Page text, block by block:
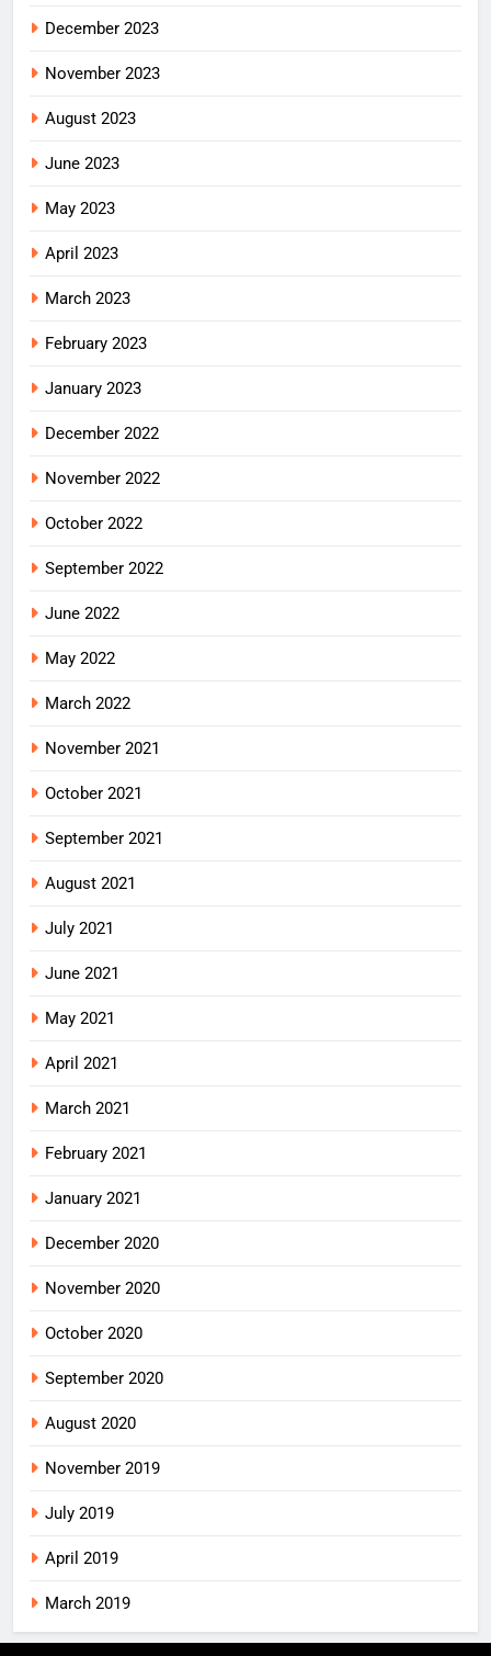
December 2023
November 2023
August 2023
June 2023
May 2023
April 2023
March 2023
February 2023
January 2023
December 2022
November 2022
October 2022
September 2022
June 2022
May 2022
March 2022
November 2021
October 2021
September 2021
August 2021
July 2021
June 2021
May 2021
April 2021
March 2021
February 2021
January 2021
December 2020
November 2020
October 2020
September 2020
August 2020
November 2019
July 2019
April 2019
March 2019